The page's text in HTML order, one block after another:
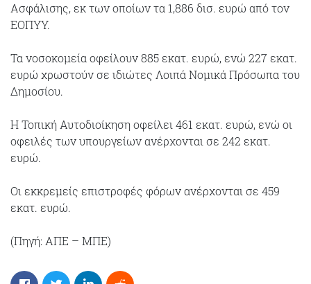
Ασφάλισης, εκ των οποίων τα 1,886 δισ. ευρώ από τον
ΕΟΠΥΥ.
Τα νοσοκομεία οφείλουν 885 εκατ. ευρώ, ενώ 227 εκατ.
ευρώ χρωστούν σε ιδιώτες Λοιπά Νομικά Πρόσωπα του
Δημοσίου.
Η Τοπική Αυτοδιοίκηση οφείλει 461 εκατ. ευρώ, ενώ οι
οφειλές των υπουργείων ανέρχονται σε 242 εκατ.
ευρώ.
Οι εκκρεμείς επιστροφές φόρων ανέρχονται σε 459
εκατ. ευρώ.
(Πηγή: ΑΠΕ – ΜΠΕ)